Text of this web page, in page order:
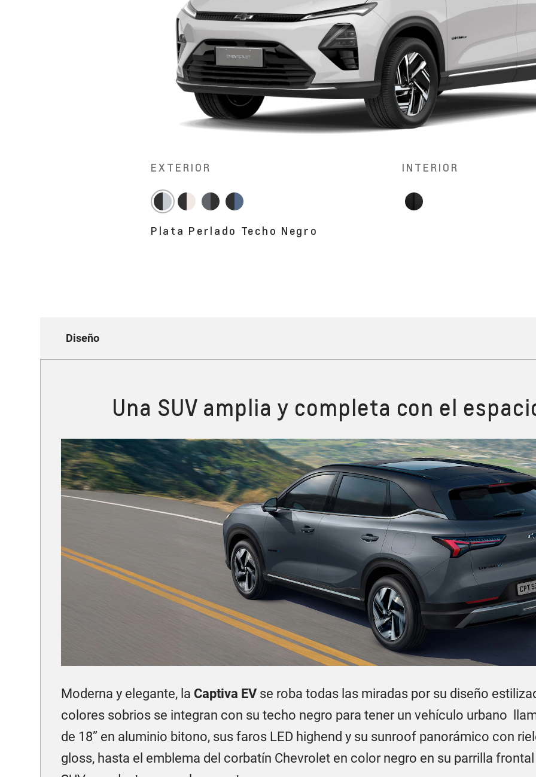
EXTERIOR INTERIOR
Plata Perlado Techo Negro
Diseño
Una SUV amplia y completa con el
Moderna y elegante, la Captiva EVse roba todas las miradas por su diseño
colores sobrios se integran con su techo negro para tener un vehículo urbano
de 18” en aluminio bitono, sus faros LED highend y su sunroof panorámico con
gloss, hasta el emblema del corbatín Chevrolet en color negro en su parrilla